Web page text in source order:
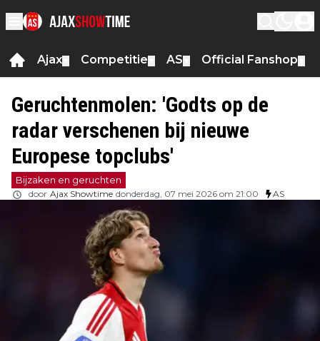
Ajax Competitie AS Official Fanshop
Geruchtenmolen: 'Godts op de
radar verschenen bij nieuwe
Europese topclubs'
Bijzaken en geruchten
door Ajax Showtime donderdag, 07 mei 2026 om 21:00 AS